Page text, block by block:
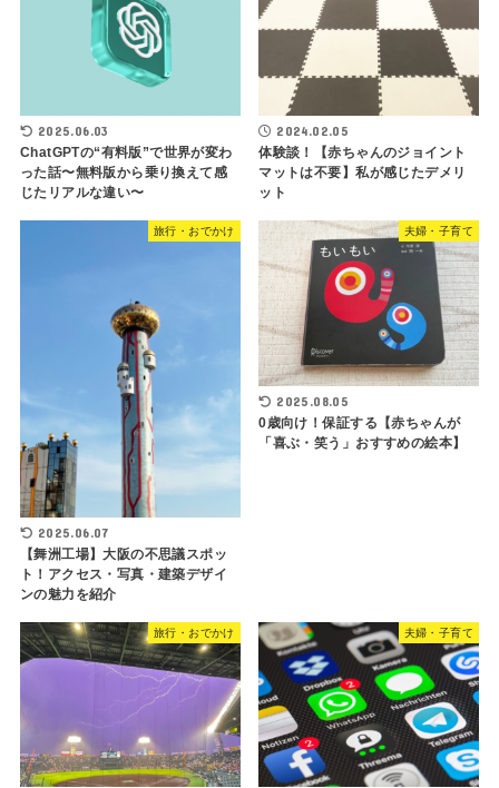
2025.06.03
ChatGPTの“有料版”で世界が変わ
った話〜無料版から乗り換えて感
じたリアルな違い〜
2024.02.05
体験談！【赤ちゃんのジョイント
マットは不要】私が感じたデメリ
ット
旅行・おでかけ
2025.06.07
【舞洲工場】大阪の不思議スポッ
ト！アクセス・写真・建築デザイ
ンの魅力を紹介
夫婦・子育て
2025.08.05
0歳向け！保証する【赤ちゃんが
「喜ぶ・笑う」おすすめの絵本】
旅行・おでかけ 夫婦・子育て